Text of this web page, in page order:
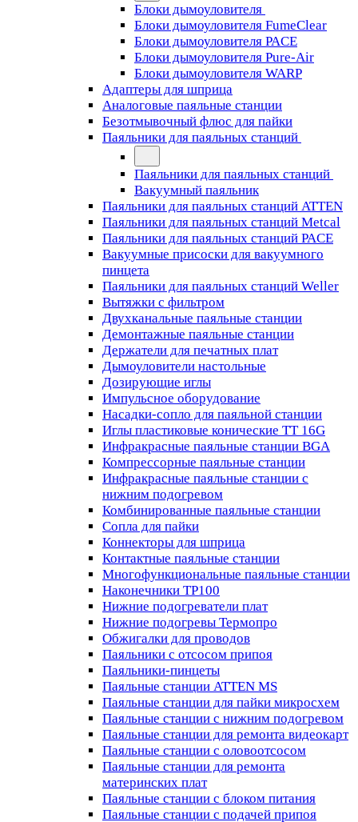
Блоки дымоуловителя
Блоки дымоуловителя FumeClear
Блоки дымоуловителя PACE
Блоки дымоуловителя Pure-Air
Блоки дымоуловителя WARP
Адаптеры для шприца
Аналоговые паяльные станции
Безотмывочный флюс для пайки
Паяльники для паяльных станций
Паяльники для паяльных станций
Вакуумный паяльник
Паяльники для паяльных станций ATTEN
Паяльники для паяльных станций Metcal
Паяльники для паяльных станций PACE
Вакуумные присоски для вакуумного
пинцета
Паяльники для паяльных станций Weller
Вытяжки с фильтром
Двухканальные паяльные станции
Демонтажные паяльные станции
Держатели для печатных плат
Дымоуловители настольные
Дозирующие иглы
Импульсное оборудование
Насадки-сопло для паяльной станции
Иглы пластиковые конические TT 16G
Инфракрасные паяльные станции BGA
Компрессорные паяльные станции
Инфракрасные паяльные станции с
нижним подогревом
Комбинированные паяльные станции
Сопла для пайки
Коннекторы для шприца
Контактные паяльные станции
Многофункциональные паяльные станции
Наконечники TP100
Нижние подогреватели плат
Нижние подогревы Термопро
Обжигалки для проводов
Паяльники с отсосом припоя
Паяльники-пинцеты
Паяльные станции ATTEN MS
Паяльные станции для пайки микросхем
Паяльные станции с нижним подогревом
Паяльные станции для ремонта видеокарт
Паяльные станции с оловоотсосом
Паяльные станции для ремонта
материнских плат
Паяльные станции с блоком питания
Паяльные станции с подачей припоя